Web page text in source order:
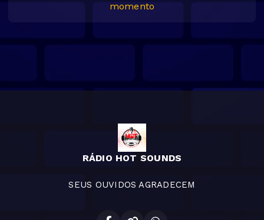
momento
RÁDIO HOT SOUNDS
SEUS OUVIDOS AGRADECEM